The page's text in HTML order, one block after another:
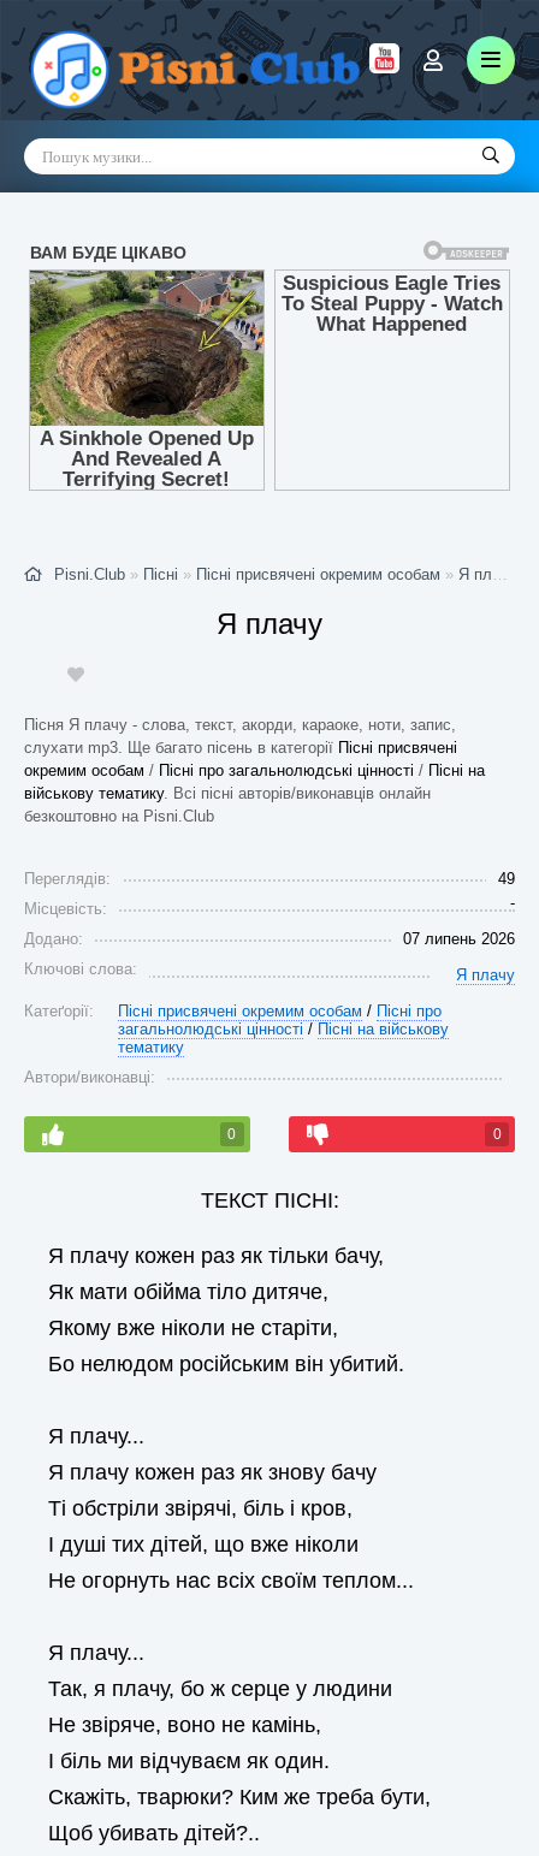
Pisni.Club » Пісні » Пісні присвячені окремим особам » Я плачу
Я плачу
Пісня Я плачу - слова, текст, акорди, караоке, ноти, запис,
слухати mp3. Ще багато пісень в категорії Пісні присвячені
окремим особам / Пісні про загальнолюдські цінності / Пісні на
військову тематику. Всі пісні авторів/виконавців онлайн
безкоштовно на Pisni.Club
Переглядів:
49
Місцевість:
-
Додано:
07 липень 2026
Ключові слова:
Я плачу
Катеґорії:
Пісні присвячені окремим особам / Пісні про
загальнолюдські цінності / Пісні на військову
тематику
Автори/виконавці:
0 0
ТЕКСТ ПІСНІ:
Я плачу кожен раз як тільки бачу,
Як мати обійма тіло дитяче,
Якому вже ніколи не старіти,
Бо нелюдом російським він убитий.
Я плачу...
Я плачу кожен раз як знову бачу
Ті обстріли звірячі, біль і кров,
І душі тих дітей, що вже ніколи
Не огорнуть нас всіх своїм теплом...
Я плачу...
Так, я плачу, бо ж серце у людини
Не звіряче, воно не камінь,
І біль ми відчуваєм як один.
Скажіть, тварюки? Ким же треба бути,
Щоб убивать дітей?..